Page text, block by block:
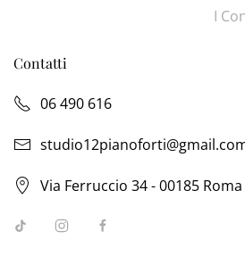
I
Contatti
06 490 616
Via Ferruccio 34 - 00185 Roma